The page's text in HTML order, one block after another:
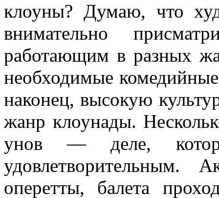
клоуны? Думаю, что
внимательно
работающим в разных
необхо­димые
наконец, высокую
жанр клоунады.
унов — деле,
оперетты, балета